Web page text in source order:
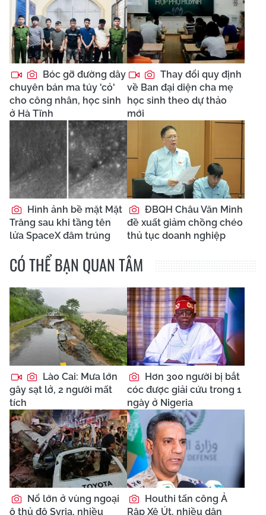
Bóc gỡ đường dây
chuyên bán ma túy 'cỏ'
cho công nhân, học sinh
ở Hà Tĩnh
Thay đổi quy định
về Ban đại diện cha mẹ
học sinh theo dự thảo
mới
Hình ảnh bề mặt Mặt
Trăng sau khi tầng tên
lửa SpaceX đâm trúng
ĐBQH Châu Văn Minh
đề xuất giảm chồng chéo
thủ tục doanh nghiệp
CÓ THỂ BẠN QUAN TÂM
Lào Cai: Mưa lớn
gây sạt lở, 2 người mất
tích
Hơn 300 người bị bắt
cóc được giải cứu trong 1
ngày ở Nigeria
Nổ lớn ở vùng ngoại
ô thủ đô Syria, nhiều
Houthi tấn công Ả
Rập Xê Út, nhiều dân